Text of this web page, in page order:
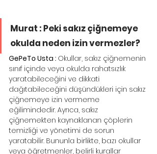
Murat : Peki sakız çiğnemeye
okulda neden izin vermezler?
GePeTo Usta : Okullar, sakız çiğnemenin
sınıf içinde veya okulda rahatsızlık
yaratabileceğini ve dikkati
dağıtabileceğini düşündükleri için sakız
çiğnemeye izin vermeme
eğilimindedir. Ayrıca, sakız
çiğnemekten kaynaklanan çöplerin
temizliği ve yönetimi de sorun
yaratabilir. Bununla birlikte, bazı okullar
veya öğretmenler, belirli kurallar